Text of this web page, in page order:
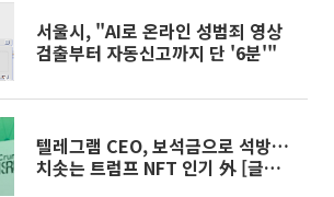
서울시, "AI로 온라인 성범죄 영상
검출부터 자동신고까지 단 '6분'"
텔레그램 CEO, 보석금으로 석방…
치솟는 트럼프 NFT 인기 外 [글로벌